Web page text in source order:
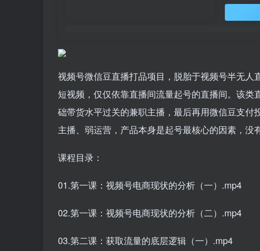
视频号微信豆直播打品项目，脱胎于视频号半无
短视频，仅仅依靠直播间流量起号的直播间。该
础带货水平过关的兼职主播，最后再用微信豆支
主播、弱运营，产品本身是起号最核心的因素，没
课程目录：
01.第一课：视频号电商现状的分析（一）.mp4
02.第一课：视频号电商现状的分析（二）.mp4
03.第二课：获取流量的底层逻辑（一）.mp4